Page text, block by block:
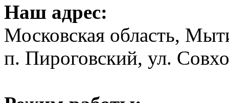
Наш адрес:
Московская область,
п. Пироговский, ул.